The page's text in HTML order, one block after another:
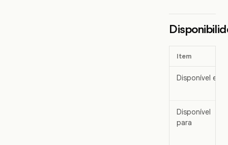
Item
Disponível em
Disponível
para